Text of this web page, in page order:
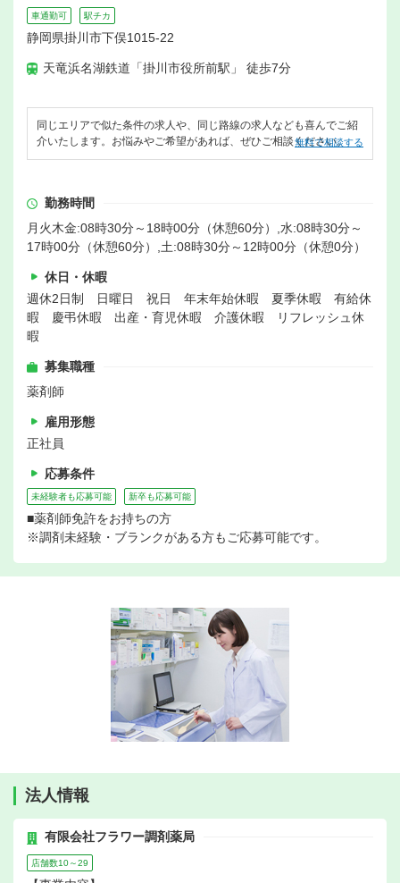
車通勤可 駅チカ
静岡県掛川市下俣1015-22
天竜浜名湖鉄道「掛川市役所前駅」 徒歩7分
同じエリアで似た条件の求人や、同じ路線の求人なども喜んでご紹
介いたします。お悩みやご希望があれば、ぜひご相談ください。
無料で相談する
勤務時間
月火木金:08時30分～18時00分（休憩60分）,水:08時30分～
17時00分（休憩60分）,土:08時30分～12時00分（休憩0分）
休日・休暇
週休2日制 日曜日 祝日 年末年始休暇 夏季休暇 有給休
暇 慶弔休暇 出産・育児休暇 介護休暇 リフレッシュ休
暇
募集職種
薬剤師
雇用形態
正社員
応募条件
未経験者も応募可能 新卒も応募可能
■薬剤師免許をお持ちの方
※調剤未経験・ブランクがある方もご応募可能です。
法人情報
有限会社フラワー調剤薬局
店舗数10～29